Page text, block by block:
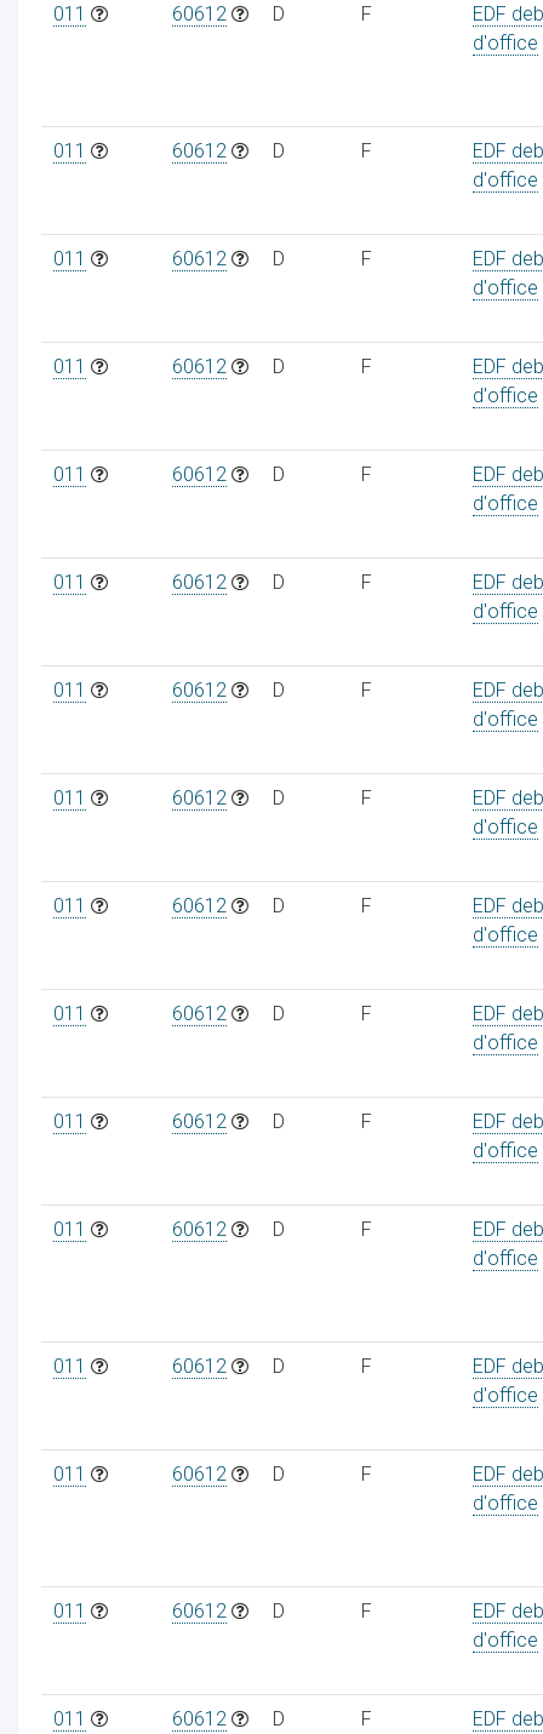
011 60612 D F
EDF
d'office
011 60612 D F
EDF
d'office
011 60612 D F
EDF
d'office
011 60612 D F
EDF
d'office
011 60612 D F
EDF
d'office
011 60612 D F
EDF
d'office
011 60612 D F
EDF
d'office
011 60612 D F
EDF
d'office
011 60612 D F
EDF
d'office
011 60612 D F
EDF
d'office
011 60612 D F
EDF
d'office
011 60612 D F
EDF
d'office
011 60612 D F
EDF
d'office
011 60612 D F
EDF
d'office
011 60612 D F
EDF
d'office
011 60612 D F
EDF